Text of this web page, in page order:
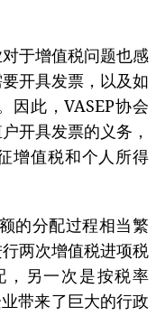
于增值税问题也感
开具发票，以及如
因此，VASEP协会
开具发票的义务，
增值税和个人所得
的分配过程相当繁
两次增值税进项税
，另一次是按税率
带来了巨大的行政